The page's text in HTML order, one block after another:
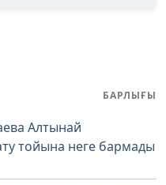
БАРЛЫҒЫ
Алтынай
тойына неге бармады